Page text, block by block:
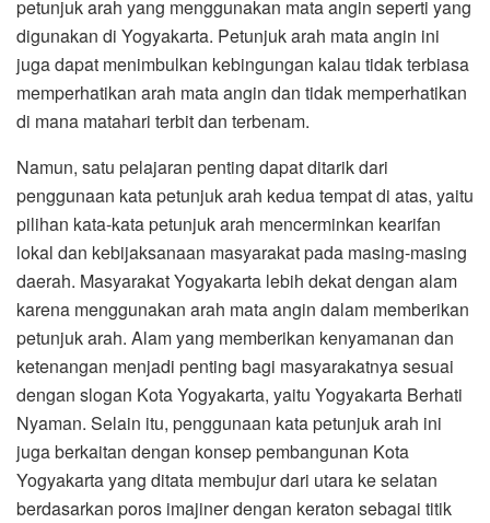
petunjuk arah yang menggunakan mata angin seperti yang
digunakan di Yogyakarta. Petunjuk arah mata angin ini
juga dapat menimbulkan kebingungan kalau tidak terbiasa
memperhatikan arah mata angin dan tidak memperhatikan
di mana matahari terbit dan terbenam.
Namun, satu pelajaran penting dapat ditarik dari
penggunaan kata petunjuk arah kedua tempat di atas, yaitu
pilihan kata-kata petunjuk arah mencerminkan kearifan
lokal dan kebijaksanaan masyarakat pada masing-masing
daerah. Masyarakat Yogyakarta lebih dekat dengan alam
karena menggunakan arah mata angin dalam memberikan
petunjuk arah. Alam yang memberikan kenyamanan dan
ketenangan menjadi penting bagi masyarakatnya sesuai
dengan slogan Kota Yogyakarta, yaitu Yogyakarta Berhati
Nyaman. Selain itu, penggunaan kata petunjuk arah ini
juga berkaitan dengan konsep pembangunan Kota
Yogyakarta yang ditata membujur dari utara ke selatan
berdasarkan poros imajiner dengan keraton sebagai titik